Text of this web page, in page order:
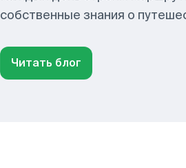
собственные знания о
Читать блог